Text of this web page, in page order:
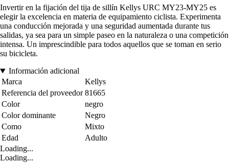
Invertir en la fijación del tija de sillín Kellys URC MY23-MY25 es
elegir la excelencia en materia de equipamiento ciclista. Experimenta
una conducción mejorada y una seguridad aumentada durante tus
salidas, ya sea para un simple paseo en la naturaleza o una competición
intensa. Un imprescindible para todos aquellos que se toman en serio
su bicicleta.
Información adicional
Marca
Kellys
Referencia del proveedor 81665
Color
negro
Color dominante
Negro
Como
Mixto
Edad
Adulto
Loading...
Loading...